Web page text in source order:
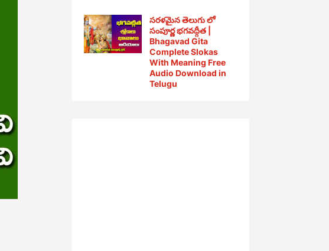
సరళమైన తెలుగు లో
సంపూర్ణ భగవద్గీత |
Bhagavad Gita
Complete Slokas
With Meaning Free
Audio Download in
Telugu